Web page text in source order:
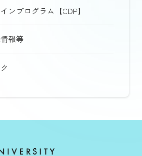
ンプログラム【CDP】
報等